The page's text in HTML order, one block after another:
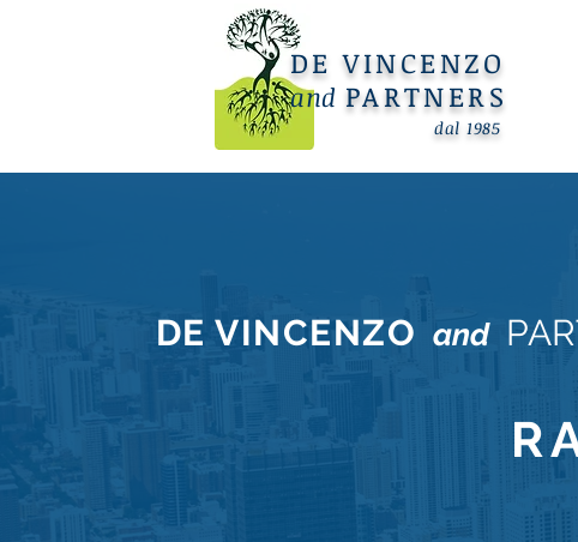
DE VINCENZO
and PARTNERS
dal 1985
DE VINCENZO and